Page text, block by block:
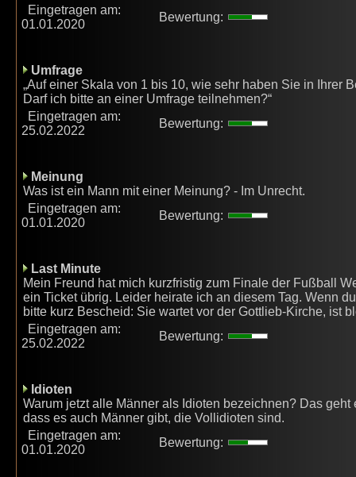
Eingetragen am:
01.01.2020
Bewertung:
Umfrage
„Auf einer Skala von 1 bis 10, wie sehr haben Sie in Ihrer
Darf ich bitte an einer Umfrage teilnehmen?“
Eingetragen am:
25.02.2022
Bewertung:
Meinung
Was ist ein Mann mit einer Meinung? - Im Unrecht.
Eingetragen am:
01.01.2020
Bewertung:
Last Minute
Mein Freund hat mich kurzfristig zum Finale der Fußball
ein Ticket übrig. Leider heirate ich an diesem Tag. Wenn
bitte kurz Bescheid: Sie wartet vor der Gottlieb-Kirche, ist
Eingetragen am:
25.02.2022
Bewertung:
Idioten
Warum jetzt alle Männer als Idioten bezeichnen? Das
dass es auch Männer gibt, die Vollidioten sind.
Eingetragen am:
01.01.2020
Bewertung: